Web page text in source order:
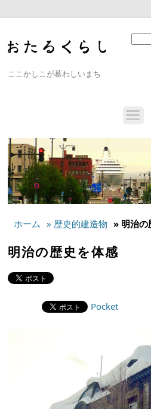
ここかしこが慕わしいまち
ホーム » 歴史的建造物 » 明治の
明治の歴史を体感
Pocket